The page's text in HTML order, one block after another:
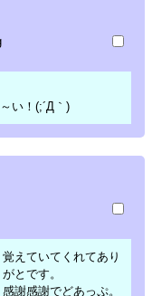
い！(;´Д｀)
覚えていてくれてあり
がとです。
感謝感謝でどあっぷ。